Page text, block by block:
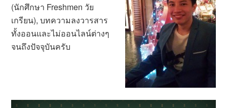
(นักศึกษา Freshmen วัย
เกรียน), บทความลงวารสาร
ทั้งออนและไม่ออนไลน์ต่างๆ
จนถึงปัจจุบันครับ